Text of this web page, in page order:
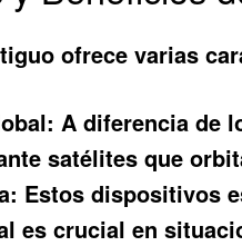
ofrece varias
A diferencia de
satélites que
Estos dispositivos
es crucial en